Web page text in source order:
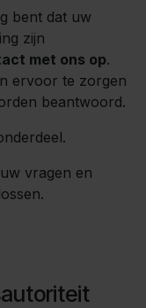
bent dat uw
zijn
met ons op.
ervoor te zorgen
beantwoord.
vragen en